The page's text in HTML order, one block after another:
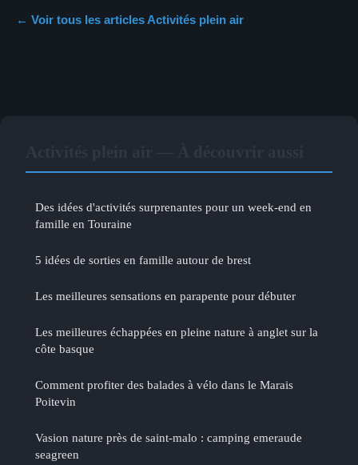
← Voir tous les articles Activités plein air
Des idées d'activités surprenantes pour un week-end en
famille en Touraine
5 idées de sorties en famille autour de brest
Les meilleures sensations en parapente pour débuter
Les meilleures échappées en pleine nature à anglet sur la
côte basque
Comment profiter des balades à vélo dans le Marais
Poitevin
Vasion nature près de saint-malo : camping emeraude
seagreen